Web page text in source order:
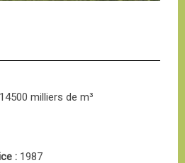
14500 milliers de m³
: 1987